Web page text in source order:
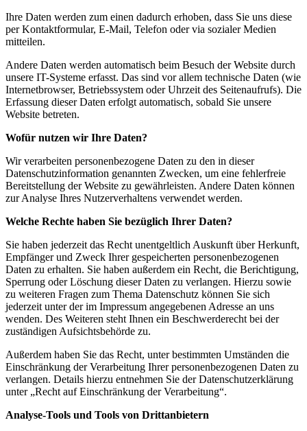
Ihre Daten werden zum einen dadurch erhoben, dass Sie uns diese
per Kontaktformular, E-Mail, Telefon oder via sozialer Medien
mitteilen.
Andere Daten werden automatisch beim Besuch der Website durch
unsere IT-Systeme erfasst. Das sind vor allem technische Daten (wie
Internetbrowser, Betriebssystem oder Uhrzeit des Seitenaufrufs). Die
Erfassung dieser Daten erfolgt automatisch, sobald Sie unsere
Website betreten.
Wofür nutzen wir Ihre Daten?
Wir verarbeiten personenbezogene Daten zu den in dieser
Datenschutzinformation genannten Zwecken, um eine fehlerfreie
Bereitstellung der Website zu gewährleisten. Andere Daten können
zur Analyse Ihres Nutzerverhaltens verwendet werden.
Welche Rechte haben Sie bezüglich Ihrer Daten?
Sie haben jederzeit das Recht unentgeltlich Auskunft über Herkunft,
Empfänger und Zweck Ihrer gespeicherten personenbezogenen
Daten zu erhalten. Sie haben außerdem ein Recht, die Berichtigung,
Sperrung oder Löschung dieser Daten zu verlangen. Hierzu sowie
zu weiteren Fragen zum Thema Datenschutz können Sie sich
jederzeit unter der im Impressum angegebenen Adresse an uns
wenden. Des Weiteren steht Ihnen ein Beschwerderecht bei der
zuständigen Aufsichtsbehörde zu.
Außerdem haben Sie das Recht, unter bestimmten Umständen die
Einschränkung der Verarbeitung Ihrer personenbezogenen Daten zu
verlangen. Details hierzu entnehmen Sie der Datenschutzerklärung
unter „Recht auf Einschränkung der Verarbeitung“.
Analyse-Tools und Tools von Drittanbietern